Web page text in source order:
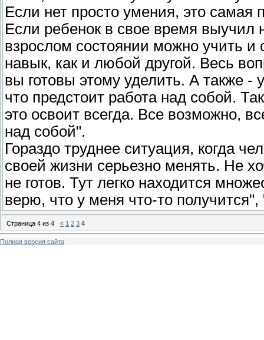
Если нет просто умения, это самая
Если ребенок в свое время выучил
взрослом состоянии можно учить и
навык, как и любой другой. Весь
вы готовы этому уделить. А также
что предстоит работа над собой.
это освоит всегда. Все возможно,
над собой".
Гораздо труднее ситуация, когда
своей жизни серьезно менять. Не
не готов. Тут легко находится
верю, что у меня что-то
Страница 4 из 4 « 1 2 3 4
Полная версия сайта